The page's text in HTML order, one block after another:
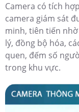
Camera có tích
camera giám sát
minh, tiên tiến
lý, đồng bộ hóa,
quen, đếm số
trong khu vực.